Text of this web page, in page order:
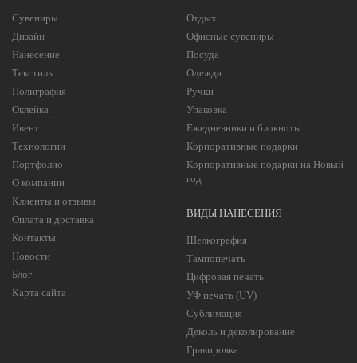
Сувениры
Дизайн
Нанесение
Текстиль
Полиграфия
Оклейка
Ивент
Технологии
Портфолио
О компании
Клиенты и отзывы
Оплата и доставка
Контакты
Новости
Блог
Карта сайта
Отдых
Офисные сувениры
Посуда
Одежда
Ручки
Упаковка
Ежедневники и блокноты
Корпоративные подарки
Корпоративные подарки на Новый
год
ВИДЫ НАНЕСЕНИЯ
Шелкография
Тампопечать
Цифровая печать
УФ печать (UV)
Сублимация
Деколь и деколирование
Гравировка